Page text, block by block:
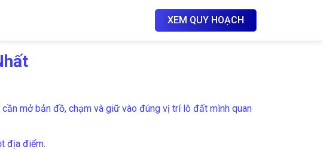
XEM QUY HOẠCH
mở bản đồ, chạm và giữ vào đúng vị trí lô đất mình quan
địa điểm.